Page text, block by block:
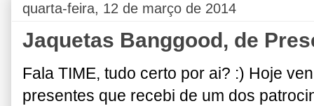
quarta-feira, 12 de março de 2014
Jaquetas Banggood, de
Fala TIME, tudo certo por ai? :) Hoje
presentes que recebi de um dos